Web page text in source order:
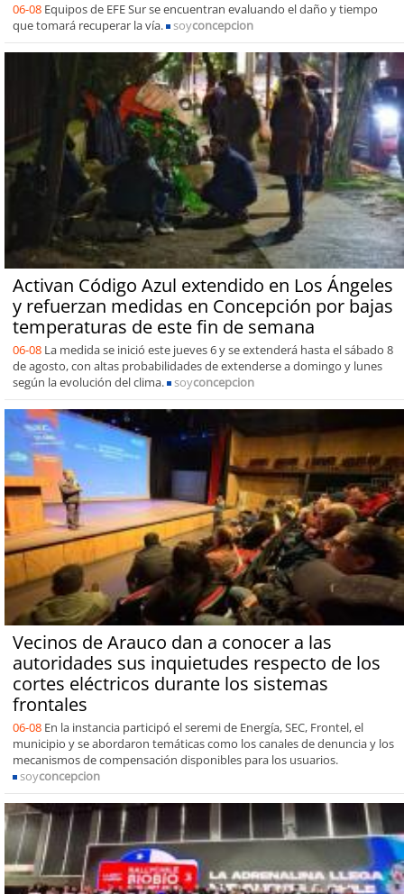
06-08 Equipos de EFE Sur se encuentran evaluando el daño y tiempo
que tomará recuperar la vía.
soyconcepcion
Activan Código Azul extendido en Los Ángeles
y refuerzan medidas en Concepción por bajas
temperaturas de este fin de semana
06-08 La medida se inició este jueves 6 y se extenderá hasta el sábado 8
de agosto, con altas probabilidades de extenderse a domingo y lunes
según la evolución del clima.
soyconcepcion
Vecinos de Arauco dan a conocer a las
autoridades sus inquietudes respecto de los
cortes eléctricos durante los sistemas
frontales
06-08 En la instancia participó el seremi de Energía, SEC, Frontel, el
municipio y se abordaron temáticas como los canales de denuncia y los
mecanismos de compensación disponibles para los usuarios.
soyconcepcion